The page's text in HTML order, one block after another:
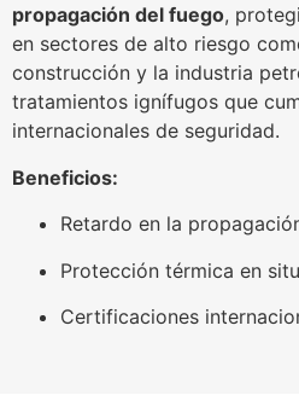
propagación del fuego,
en sectores de alto riesgo
construcción y la industria
tratamientos ignífugos que
internacionales de seguridad.
Beneficios:
Retardo en la
Protección térmica en
Certificaciones